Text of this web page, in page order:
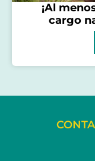
¡Al
cargo